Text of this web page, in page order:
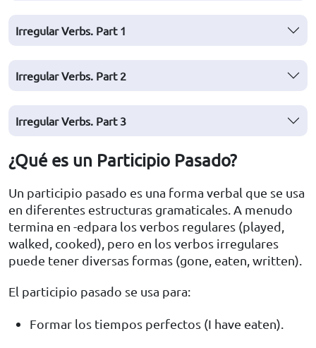
Irregular Verbs. Part 1
Irregular Verbs. Part 2
Irregular Verbs. Part 3
¿Qué es un Participio Pasado?
Un participio pasado es una forma verbal que se usa
en diferentes estructuras gramaticales. A menudo
termina en -edpara los verbos regulares (played,
walked, cooked), pero en los verbos irregulares
puede tener diversas formas (gone, eaten, written).
El participio pasado se usa para:
Formar los tiempos perfectos (I have eaten).